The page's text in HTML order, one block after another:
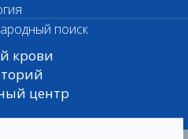
поиск
крови
центр